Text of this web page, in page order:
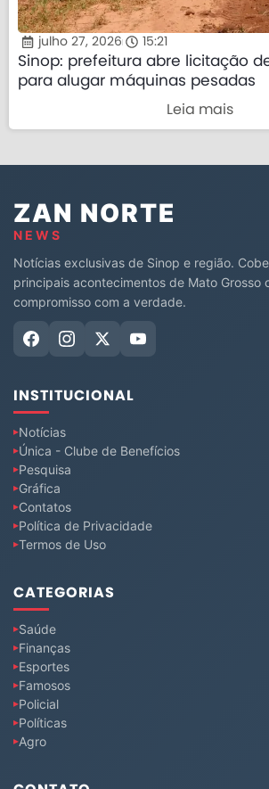
julho 27, 2026 15:21
Sinop: prefeitura abre licitação
para alugar máquinas pesadas
Leia mais
ZAN NORTE
NEWS
Notícias exclusivas de Sinop e região.
principais acontecimentos de Mato Grosso
compromisso com a verdade.
INSTITUCIONAL
Notícias
Única - Clube de Benefícios
Pesquisa
Gráfica
Contatos
Política de Privacidade
Termos de Uso
CATEGORIAS
Saúde
Finanças
Esportes
Famosos
Policial
Políticas
Agro